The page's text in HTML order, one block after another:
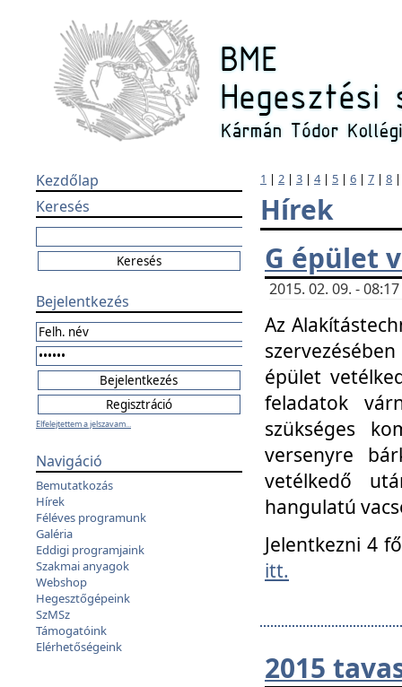
Kezdőlap
Keresés
Bejelentkezés
Elfelejtettem a jelszavam...
Navigáció
Bemutatkozás
Hírek
Féléves programunk
Galéria
Eddigi programjaink
Szakmai anyagok
Webshop
Hegesztőgépeink
SzMSz
Támogatóink
Elérhetőségeink
1 | 2 | 3 | 4| 5 | 6 | 7 | 8
Hírek
G épület
2015. 02. 09. -
Az
épület
feladatok
szükséges
versenyre
vetélkedő
hangulatú
Jelentkezni 4
itt.
2015